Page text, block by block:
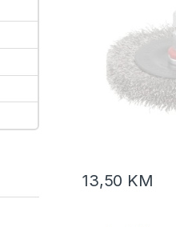
13,50 KM